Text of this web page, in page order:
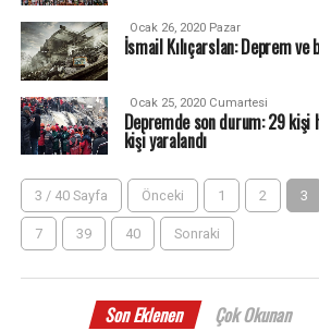
Ocak 26, 2020 Pazar
İsmail Kılıçarslan: Deprem ve
Ocak 25, 2020 Cumartesi
Depremde son durum: 29 kişi
kişi yaralandı
3 / 40 Sayfa Önceki 1 2 3
7 39 40 Sonraki
Son Eklenen Çok Okunan